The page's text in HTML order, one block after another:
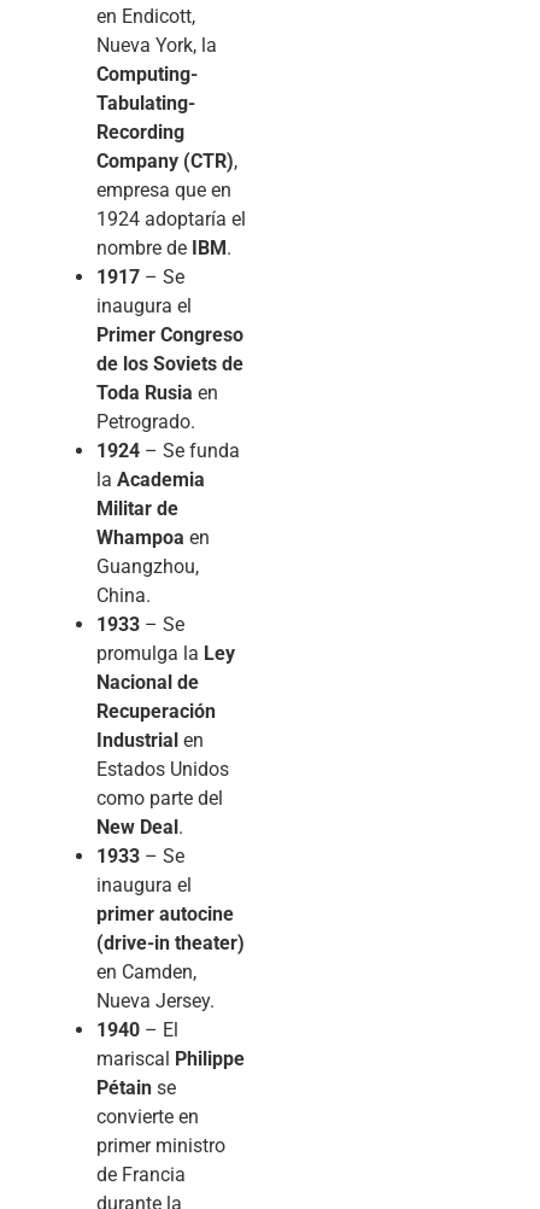
en Endicott,
Nueva York, la
Computing-
Tabulating-
Recording
Company (CTR),
empresa que en
1924 adoptaría el
nombre de IBM.
1917 – Se
inaugura el
Primer Congreso
de los Soviets de
Toda Rusia en
Petrogrado.
1924 – Se funda
la Academia
Militar de
Whampoa en
Guangzhou,
China.
1933 – Se
promulga la Ley
Nacional de
Recuperación
Industrial en
Estados Unidos
como parte del
New Deal.
1933 – Se
inaugura el
primer autocine
(drive-in theater)
en Camden,
Nueva Jersey.
1940 – El
mariscal Philippe
Pétain se
convierte en
primer ministro
de Francia
durante la